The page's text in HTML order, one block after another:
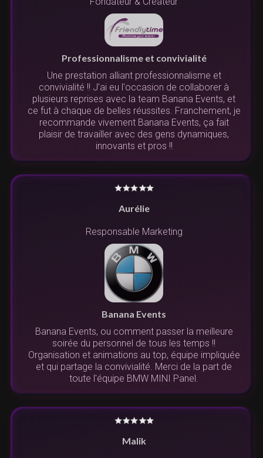
Professionnalisme et convivialité
Une prestation alliant professionnalisme et
convivialité !! J'ai eu l'occasion de collaborer à
plusieurs reprises avec la team Banana Events, et
ce fut à chaque de belles réussites. Franchement, je
recommande vivement Banana Events, ça fait
plaisir de travailler avec des gens dynamiques,
innovants et pros !!
Aurélie
Responsable Marketing
Banana Events
Banana Events, ou comment passer la meilleure
soirée du personnel de tous les temps !!
Organisation et animations au top, équipe impliquée
et qui partage la convivialité. Merci de la part de
toute l'équipe BMW MINI Panel.
Malik